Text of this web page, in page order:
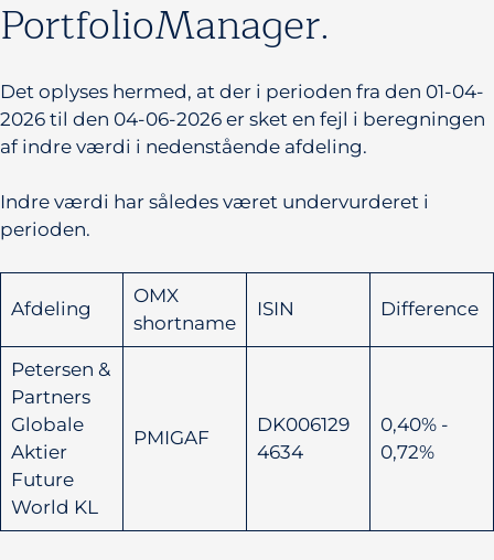
PortfolioManager.
Det oplyses hermed, at der i perioden fra den 01-04-
2026 til den 04-06-2026 er sket en fejl i beregningen
af indre værdi i nedenstående afdeling.
Indre værdi har således været undervurderet i
perioden.
Afdeling
OMX
shortname
ISIN Difference
Petersen &
Partners
Globale
Aktier
Future
World KL
PMIGAF
DK006129
4634
0,40% -
0,72%